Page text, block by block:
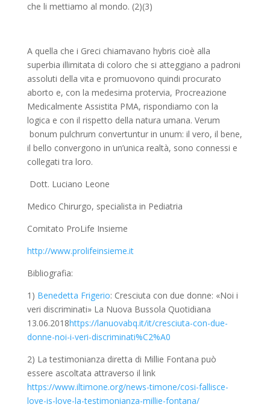
che li mettiamo al mondo. (2)(3)
A quella che i Greci chiamavano hybris cioè alla
superbia illimitata di coloro che si atteggiano a padroni
assoluti della vita e promuovono quindi procurato
aborto e, con la medesima protervia, Procreazione
Medicalmente Assistita PMA, rispondiamo con la
logica e con il rispetto della natura umana. Verum
bonum pulchrum convertunturin unum: il vero, il bene,
il bello convergono in un’unica realtà, sono connessi e
collegati tra loro.
Dott. Luciano Leone
Medico Chirurgo, specialista in Pediatria
Comitato ProLife Insieme
http://www.prolifeinsieme.it
Bibliografia:
1) Benedetta Frigerio: Cresciuta con due donne: «Noi i
veri discriminati» La Nuova Bussola Quotidiana
13.06.2018https://lanuovabq.it/it/cresciuta-con-due-
donne-noi-i-veri-discriminati%C2%A0
2) La testimonianza diretta di Millie Fontana può
essere ascoltata attraverso il link
https://www.iltimone.org/news-timone/cosi-fallisce-
love-is-love-la-testimonianza-millie-fontana/